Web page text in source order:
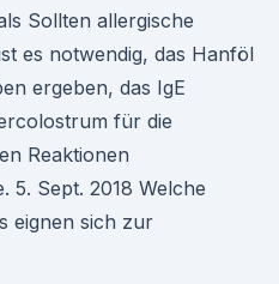
Sollten allergische
es notwendig, das Hanföl
ergeben, das IgE
für die
Reaktionen
5. Sept. 2018 Welche
eignen sich zur